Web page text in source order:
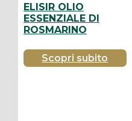
ELISIR OLIO
ESSENZIALE DI
ROSMARINO
Scopri subito